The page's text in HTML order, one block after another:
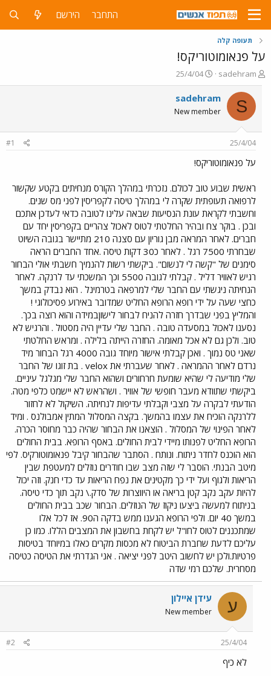
התחבר הירשם
תעופה קלה
על פנאומוטוריקס!
פ
ו
ת
ח
ה
ש
א
sadehram
פ
ו
ר
ם
ר
י
25/4/04
S
sadehram
New member
25/4/04
#1
על פנאומוטוריקס!
ראשית שבוע טוב לכולם. נזכרתי במהלך הקורס מנחיתים בקטע שקשור
לרפואה תעופתית שקרה לי במהלך טיסה לקפריסין לפני מס שנים.
וחשבתי לקראת עונת הנסיעות שבאה עלינו לטובה כדאי לעדכן אתכם
ובכן . בוקר צח ובהיר החלטתי לטוס לאכול צהריים בקפריסין יחד עם
חברים. לאחר המראה מבן גוריון עם סצנה 210 מתיישר בגובה השיוט
שבחרתי 7500 רגל . לאחר כ30 דקות טיסה .אחד החברים הראה
סימנים של "קשה לי לנשום". ביקשתי רשות להנמיך חשבתי אולי הבחור
רגיש לאוויר דליל . קבלתי לגובה 5500 וכך המשכתי עד לרנקה. לאחר
הנחיתה ניגשתי עם החבר שלי למרפאה בטרמינל . הוא נבדק במשך
כחצי שעה על ידי רופא הרופא החליט שמדובר באירוע פסיכולוגי !
והמליץ בפני שבדרך חזרה להניח לבחור לישוןבמידה והוא רוצה בכך.
נסענו לאכול במסעדה טובה . החבר שלי עדיין היה מסטול . והרגיש לא
טוב. ולכן גם לא אכל מאומה. החזרה הייתה בלילה . ומראש החלטתי
שאני טס נמוך . ואכן קבלתי אישור מיוחד גובה 4000 רגל הבחור מיד
נרדם לאחר ההמראה . לאחר שעברתי את velox . בת זוגו של החבר
שלי מודיעה לי שהיא שומעת חרחורים ושהוא החבר שלי מגלגל עיניים.
ביקשתי שתוודא מעבר חופשי של אוויר . ושהראש לא יישמט כלפי מטה.
הודעתי לבקרה על מצבי וקבלתי עדיפות לנחיתה. השיקול לא לחזור
ללרנקה הוכיח את עצמו בהמשך. בקצה המסלול המתין אמבולנס . ומיד
לאחר הפינוי של המסלול . הוצאנו את הבחור שהיה כבר מחוסר הכרה.
הרופא החליט לפנותו מיידי לבית החולים. באסף הרופא. בבית החולים
הוא הוכנס לחדר ניתוח. ונותח . הסתבר שהבחור קיבל פנאומוטורקיס. לפי
מיטב הבנתי. הוסבר לי שזה מצב שבו חודרים נוזלים למעטפת שבין
הריאות ולגוף ועל ידי כך מקטינים את נפח הריאות עד כדי חנק. וזה יכול
להיות עקב נקב קטן בריאה או היווצרות של סדק.\ נקב תוך כדי טיסה.
בניתוח למעשה ביצעו ניקוז של הנוזלים. הבחור שכב בבית החולים
במשך 40 יום. ולפי הרופא הגענו ממש בדקה ה90. אז לכל אלו
שמתכננים לטוס לחו"ל יש לקחת בחשבון את המצבים הללו. כמו כן
עליכם לדעת שחברת הביטוח לא מכסות מקרים כאלו במיוחד בטיסות
פרטיות.ולכן יש לחשוב היטב לפני יציאה . אני הגדרתי את הטיסה כטיסה
מסחרית. שלכם רמי שדה
ע עידן איילון
New member
25/4/04
#2
לא כיף